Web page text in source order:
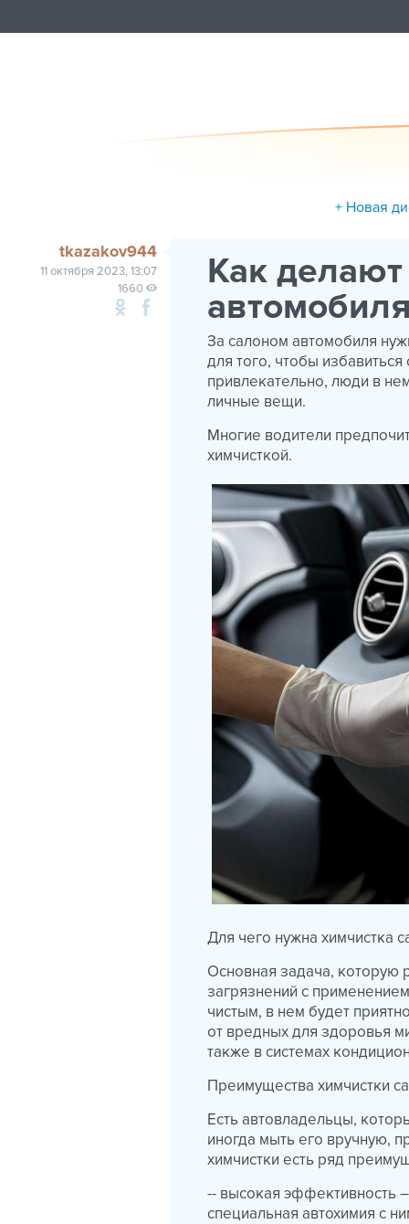
+ Новая
tkazakov944
11 октября 2023, 13:07
1660
Как
За салоном автомобиля
для того, чтобы
привлекательно, люди в
личные вещи.
Многие водители
химчисткой.
Для чего нужна химчистка
Основная задача, которую
загрязнений с
чистым, в нем будет
от вредных для здоровья
также в системах
Преимущества химчистки
Есть автовладельцы,
иногда мыть его вручную,
химчистки есть ряд
-- высокая эффективность
специальная автохимия с